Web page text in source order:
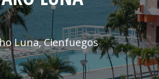
Luna, Cienfuegos